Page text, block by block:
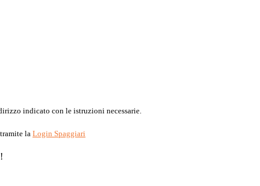
indicato con le istruzioni necessarie.
la Login Spaggiari